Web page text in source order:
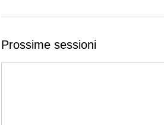
Prossime sessioni